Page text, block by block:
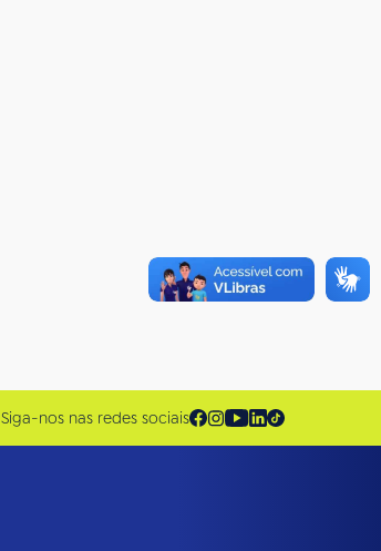
Siga-nos nas redes sociais